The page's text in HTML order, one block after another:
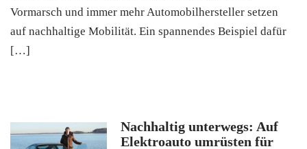
Vormarsch und immer mehr Automobilhersteller setzen
auf nachhaltige Mobilität. Ein spannendes Beispiel dafür
[…]
Nachhaltig unterwegs: Auf
Elektroauto umrüsten für